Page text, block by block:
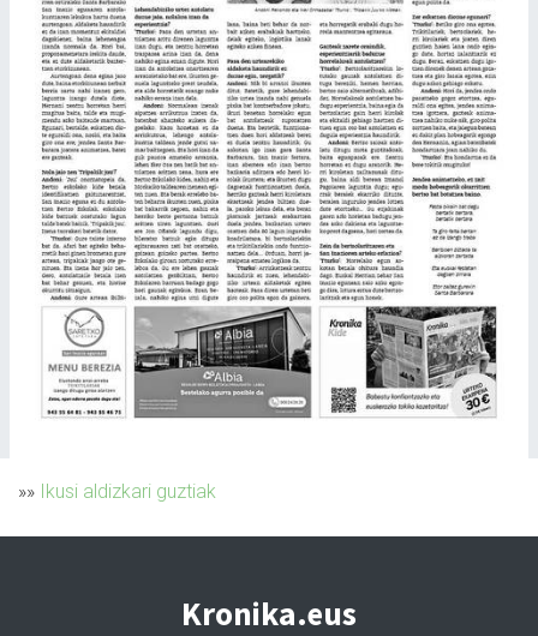
»» Ikusi aldizkari guztiak
Kronika.eus